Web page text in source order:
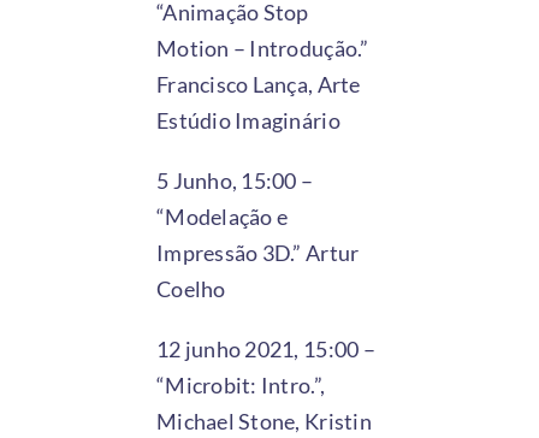
“Animação Stop
Motion – Introdução.”
Francisco Lança, Arte
Estúdio Imaginário
5 Junho, 15:00 –
“Modelação e
Impressão 3D.” Artur
Coelho
12 junho 2021, 15:00 –
“Microbit: Intro.”,
Michael Stone, Kristin